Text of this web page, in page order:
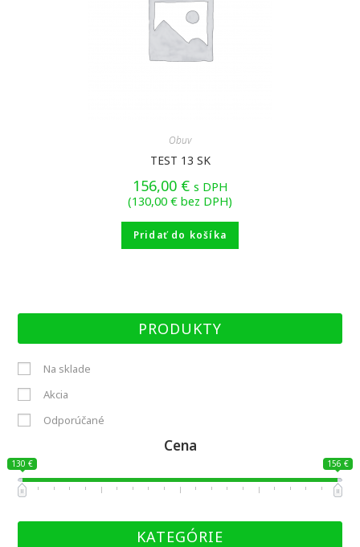
Obuv
TEST 13 SK
156,00 € s DPH
(130,00 € bez DPH)
Pridať do košíka
PRODUKTY
Cena
Na sklade
Akcia
Odporúčané
130 € 156 €
KATEGÓRIE